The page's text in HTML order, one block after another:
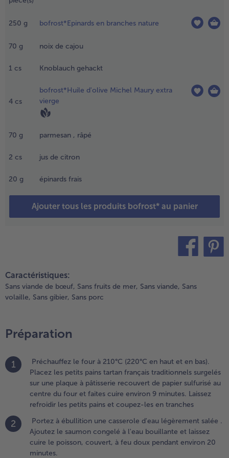
- 5 € à l’achat de 7 menus au choix
250 g bofrost*Epinards en branches nature
70 g noix de cajou
1 cs Knoblauch gehackt
4 cs
bofrost*Huile d'olive Michel Maury extra
vierge
70 g parmesan , râpé
2 cs jus de citron
20 g épinards frais
Ajouter tous les produits bofrost* au panier
petits
sur
au
cuire
les
pains
coupez-
doux
Caractéristiques:
Sans viande de bœuf, Sans fruits de mer, Sans viande, Sans
volaille, Sans gibier, Sans porc
Préparation
1
Préchauffez le four à 210°C (220°C en haut et en bas).
Placez les petits pains tartan français traditionnels surgelés
sur une plaque à pâtisserie recouvert de papier sulfurisé au
centre du four et faites cuire environ 9 minutes. Laissez
refroidir les petits pains et coupez-les en tranches
2
Portez à ébullition une casserole d'eau légèrement salée .
Ajoutez le saumon congelé à l'eau bouillante et laissez
cuire le poisson, couvert, à feu doux pendant environ 20
minutes.